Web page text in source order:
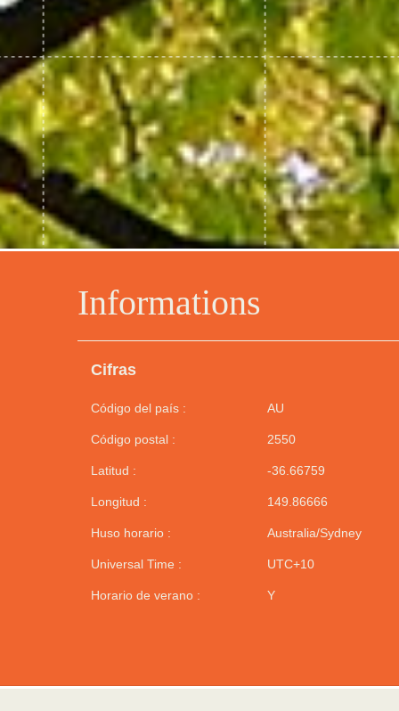
Informations
Cifras
Código del país : AU
Código postal : 2550
Latitud : -36.66759
Longitud : 149.86666
Huso horario : Australia/Sydney
Universal Time : UTC+10
Horario de verano : Y